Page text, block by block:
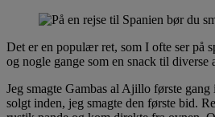
Det er en populær ret, som I ofte ser på
og nogle gange som en snack til diverse
Jeg smagte Gambas al Ajillo første
solgt inden, jeg smagte den første bid.